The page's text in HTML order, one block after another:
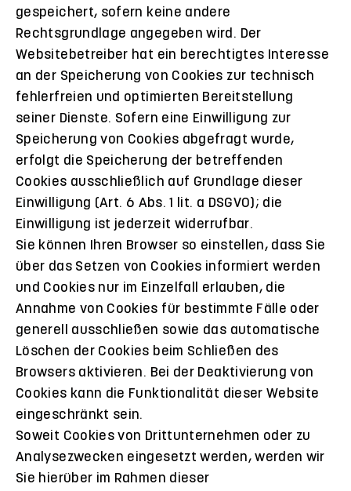
gespeichert, sofern keine andere
Rechtsgrundlage angegeben wird. Der
Websitebetreiber hat ein berechtigtes Interesse
an der Speicherung von Cookies zur technisch
fehlerfreien und optimierten Bereitstellung
seiner Dienste. Sofern eine Einwilligung zur
Speicherung von Cookies abgefragt wurde,
erfolgt die Speicherung der betreffenden
Cookies ausschließlich auf Grundlage dieser
Einwilligung (Art. 6 Abs. 1 lit. a DSGVO); die
Einwilligung ist jederzeit widerrufbar.
Sie können Ihren Browser so einstellen, dass Sie
über das Setzen von Cookies informiert werden
und Cookies nur im Einzelfall erlauben, die
Annahme von Cookies für bestimmte Fälle oder
generell ausschließen sowie das automatische
Löschen der Cookies beim Schließen des
Browsers aktivieren. Bei der Deaktivierung von
Cookies kann die Funktionalität dieser Website
eingeschränkt sein.
Soweit Cookies von Drittunternehmen oder zu
Analysezwecken eingesetzt werden, werden wir
Sie hierüber im Rahmen dieser